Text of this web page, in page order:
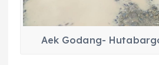
Aek Godang-